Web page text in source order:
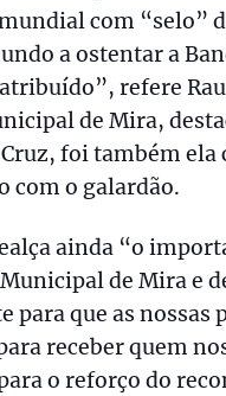
com “selo”
a ostentar a
refere
de Mira,
Cruz, foi também
com o galardão.
ainda “o
de Mira e
para que as nossas
receber quem
o reforço do